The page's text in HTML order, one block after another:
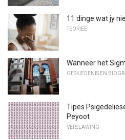
11 dinge wat jy
TEORIEË
Wanneer het
GESKIEDENIS EN
Tipes
Peyoot
VERSLAWING